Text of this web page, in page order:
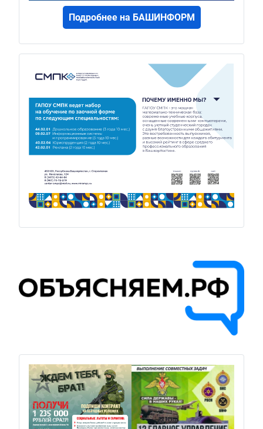
Подробнее на БАШИНФОРМ